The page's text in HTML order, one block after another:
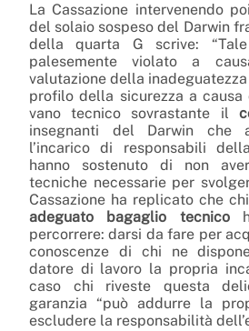
La Cassazione intervenendo
del solaio sospeso del Darwin
della quarta G scrive:
palesemente violato a
valutazione della
profilo della sicurezza a
vano tecnico sovrastante il
insegnanti del Darwin che
l’incarico di responsabili
hanno sostenuto di non
tecniche necessarie per
Cassazione ha replicato che
adeguato bagaglio tecnico
percorrere: darsi da fare per
conoscenze di chi ne
datore di lavoro la propria
caso chi riveste questa
garanzia “può addurre la
escludere la responsabilità